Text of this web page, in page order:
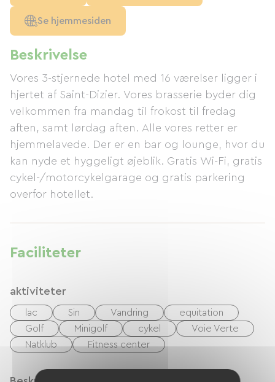
Beskrivelse
Vores 3-stjernede hotel med 16 værelser ligger i
hjertet af Saint-Dizier. Vores brasserie byder dig
velkommen fra mandag til frokost til fredag ​​
aften, samt lørdag aften. Alle vores retter er
hjemmelavede. Der er en bar og lounge, hvor du
kan nyde et hyggeligt øjeblik. Gratis Wi-Fi, gratis
cykel-/motorcykelgarage og gratis parkering
overfor hotellet.
Faciliteter
aktiviteter
lac Sin Vandring
equitation
Golf
Minigolf cykel
Voie Verte
Natklub
Fitness center
Se hjemmesiden